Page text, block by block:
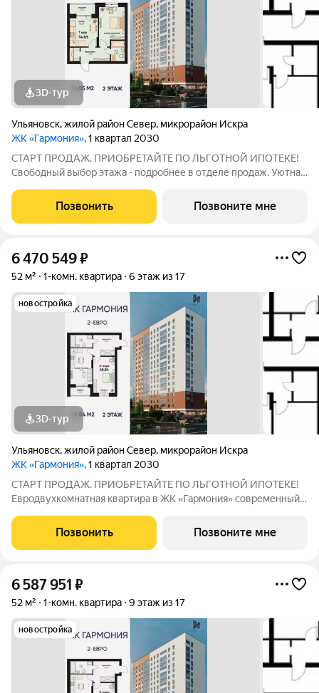
3D-тур
Ульяновск,жилой район Север, микрорайон Искра
ЖК «Гармония», 1 квартал 2030
СТАРТ ПРОДАЖ. ПРИОБРЕТАЙТЕ ПО ЛЬГОТНОЙ ИПОТЕКЕ!
Свободный выбор этажа - подробнее в отделе продаж. Уютная
тех, кто ценит комфорт и функциональность: продуманная
Позвонить Позвоните мне
6 470 549₽
52 м² 1-комн. квартира 6 этаж из 17
новостройка
3D-тур
Ульяновск,жилой район Север, микрорайон Искра
ЖК «Гармония», 1 квартал 2030
СТАРТ ПРОДАЖ. ПРИОБРЕТАЙТЕ ПО ЛЬГОТНОЙ ИПОТЕКЕ!
Евродвухкомнатная квартира в ЖК «Гармония» современный
больше свободного пространства и гибкая планировка.
Свободный выбор этажа - подробнее
Позвонить Позвоните мне
6 587 951 ₽
52 м² 1-комн. квартира 9 этаж из 17
новостройка